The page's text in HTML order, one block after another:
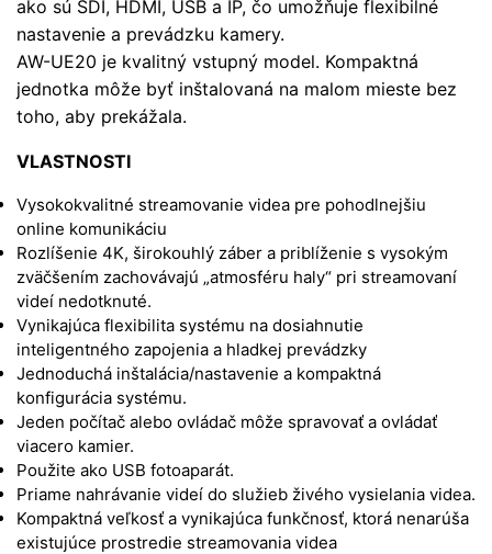
ako sú SDI, HDMI, USB a IP, čo umožňuje flexibilné
nastavenie a prevádzku kamery.
AW-UE20 je kvalitný vstupný model. Kompaktná
jednotka môže byť inštalovaná na malom mieste bez
toho, aby prekážala.
VLASTNOSTI
Vysokokvalitné streamovanie videa pre pohodlnejšiu
online komunikáciu
Rozlíšenie 4K, širokouhlý záber a priblíženie s vysokým
zväčšením zachovávajú „atmosféru haly“ pri streamovaní
videí nedotknuté.
Vynikajúca flexibilita systému na dosiahnutie
inteligentného zapojenia a hladkej prevádzky
Jednoduchá inštalácia/nastavenie a kompaktná
konfigurácia systému.
Jeden počítač alebo ovládač môže spravovať a ovládať
viacero kamier.
Použite ako USB fotoaparát.
Priame nahrávanie videí do služieb živého vysielania videa.
Kompaktná veľkosť a vynikajúca funkčnosť, ktorá nenarúša
existujúce prostredie streamovania videa